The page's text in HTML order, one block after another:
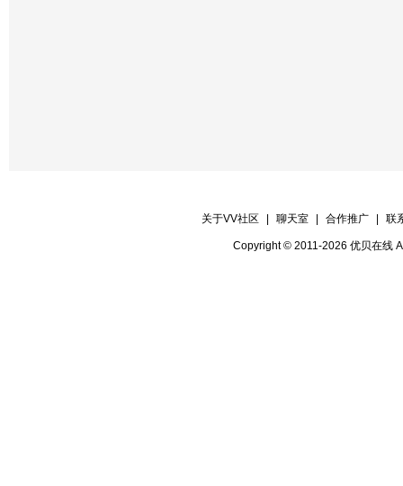
关于VV社区 聊天室 合作推广 联
Copyright © 2011-2026 优贝在线